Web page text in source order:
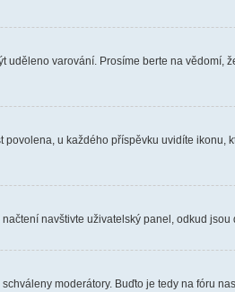
varování. Prosíme berte na
u každého příspěvku uvidíte
navštivte uživatelský panel, odkud jsou
moderátory. Buďto je tedy na fóru